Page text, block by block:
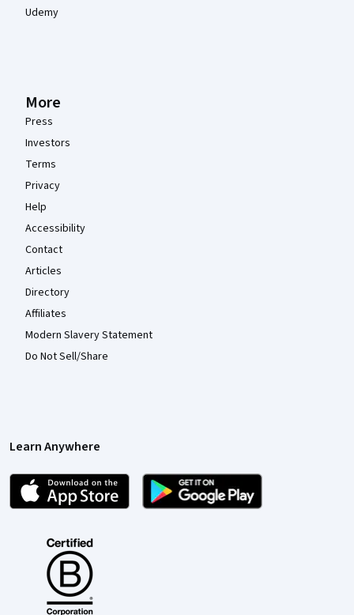
Udemy
More
Press
Investors
Terms
Privacy
Help
Accessibility
Contact
Articles
Directory
Affiliates
Modern Slavery Statement
Do Not Sell/Share
Learn Anywhere